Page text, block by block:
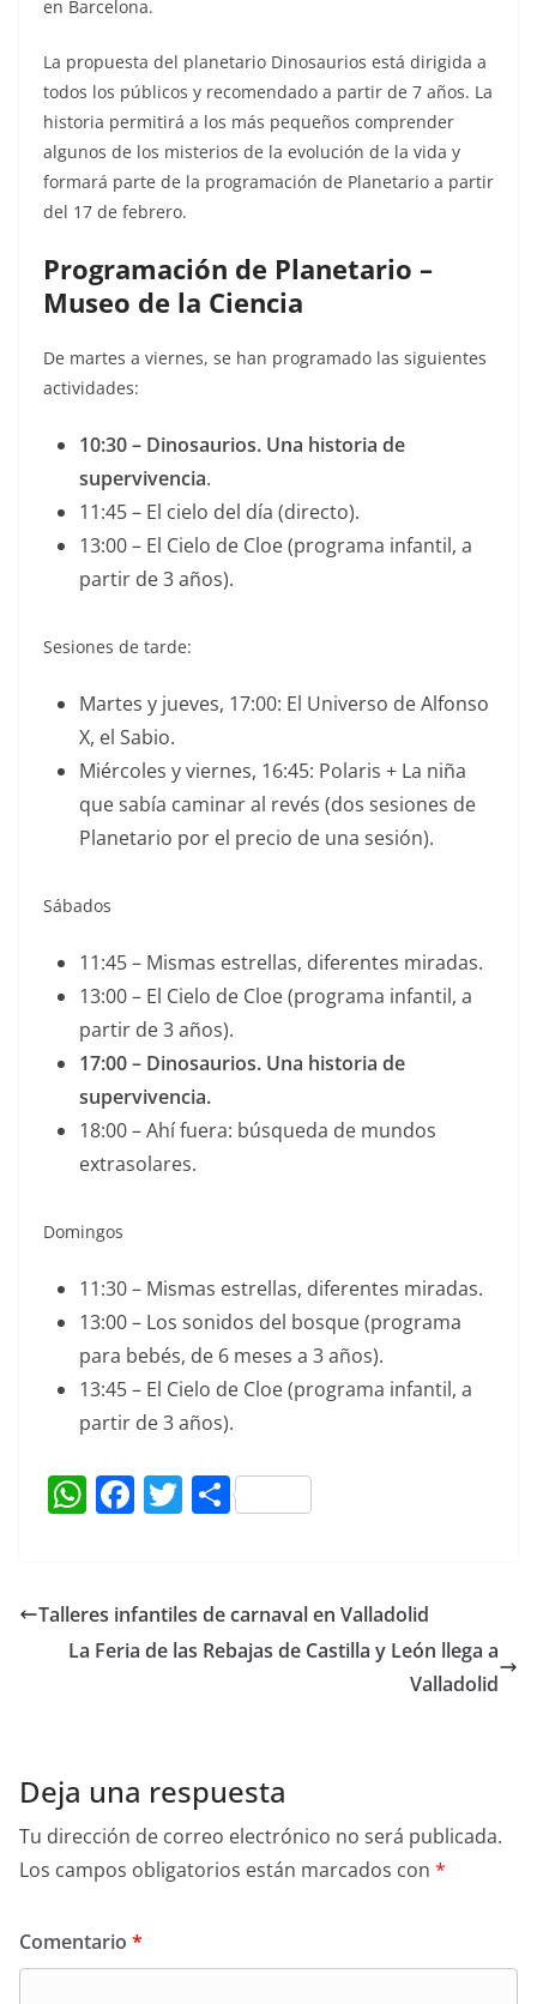
en Barcelona.
La propuesta del planetario Dinosaurios está dirigida a
todos los públicos y recomendado a partir de 7 años. La
historia permitirá a los más pequeños comprender
algunos de los misterios de la evolución de la vida y
formará parte de la programación de Planetario a partir
del 17 de febrero.
Programación de Planetario –
Museo de la Ciencia
De martes a viernes, se han programado las siguientes
actividades:
10:30 – Dinosaurios. Una historia de
supervivencia.
11:45 – El cielo del día (directo).
13:00 – El Cielo de Cloe (programa infantil, a
partir de 3 años).
Sesiones de tarde:
Martes y jueves, 17:00: El Universo de Alfonso
X, el Sabio.
Miércoles y viernes, 16:45: Polaris + La niña
que sabía caminar al revés (dos sesiones de
Planetario por el precio de una sesión).
Sábados
11:45 – Mismas estrellas, diferentes miradas.
13:00 – El Cielo de Cloe (programa infantil, a
partir de 3 años).
17:00 – Dinosaurios. Una historia de
supervivencia.
18:00 – Ahí fuera: búsqueda de mundos
extrasolares.
Domingos
11:30 – Mismas estrellas, diferentes miradas.
13:00 – Los sonidos del bosque (programa
para bebés, de 6 meses a 3 años).
13:45 – El Cielo de Cloe (programa infantil, a
partir de 3 años).
W
s
A
F
e
b
T
er
C
p
ar
Talleres infantiles de carnaval en Valladolid
La Feria de las Rebajas de Castilla y León llega a
Valladolid
Deja una respuesta
Tu dirección de correo electrónico no será publicada.
Los campos obligatorios están marcados con *
Comentario *